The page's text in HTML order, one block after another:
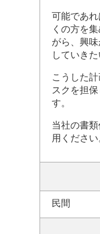
可能であ
くの方を
がら、興
していきた
こうした
スクを担
す。
当社の書
用ください
民間